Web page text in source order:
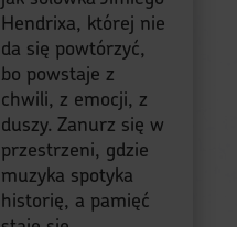
Hendrixa, której nie
da się powtórzyć,
bo powstaje z
chwili, z emocji, z
duszy. Zanurz się w
przestrzeni, gdzie
muzyka spotyka
historię, a pamięć